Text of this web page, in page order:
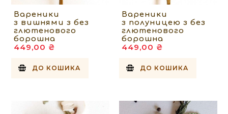
Вареники
з вишнями з без
глютенового
борошна
449,00 ₴
ДО КОШИКА
Вареники
з полуницею з без
глютенового
борошна
449,00 ₴
ДО КОШИКА